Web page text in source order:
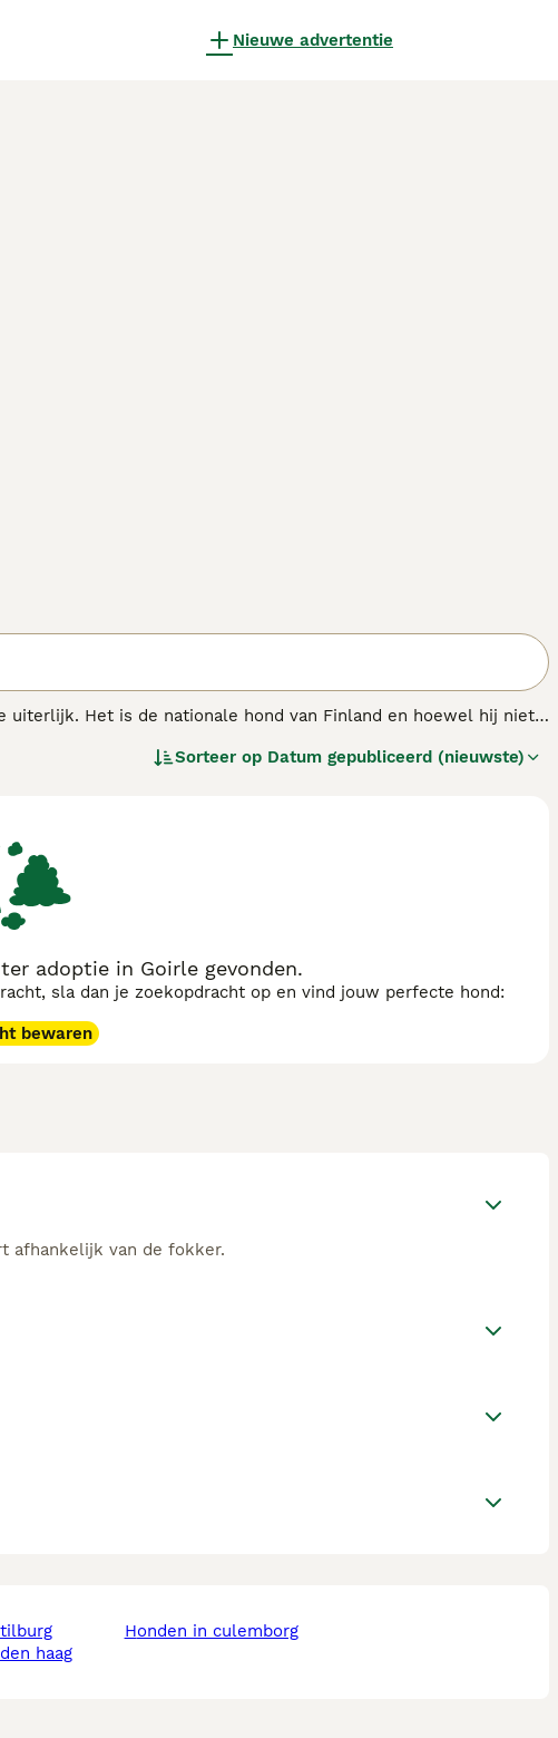
Nieuwe advertentie
uiterlijk. Het is de nationale hond van Finland en hoewel hij niet
de Finse Spits tot een geweldige gezinshond.
Sorteer op Datum gepubliceerd (nieuwste)
adoptie in Goirle gevonden.
sla dan je zoekopdracht op en vind jouw perfecte hond:
bewaren
afhankelijk van de fokker.
tilburg
haag
honden in culemborg